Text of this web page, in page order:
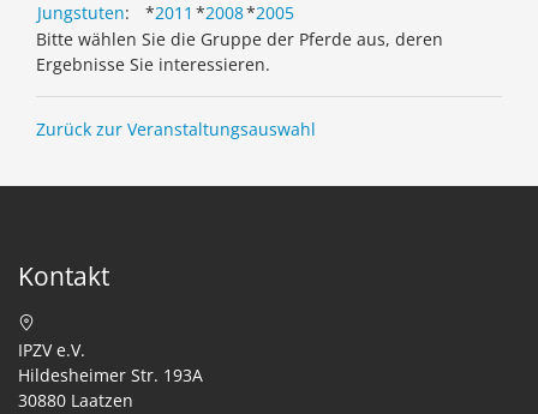
Jungstuten: *2011 *2008*2005
Bitte wählen Sie die Gruppe der Pferde aus, deren
Ergebnisse Sie interessieren.
Zurück zur Veranstaltungsauswahl
Kontakt
IPZV e.V.
Hildesheimer Str. 193A
30880 Laatzen